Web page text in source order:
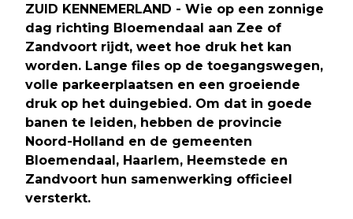
ZUID KENNEMERLAND - Wie op een zonnige
dag richting Bloemendaal aan Zee of
Zandvoort rijdt, weet hoe druk het kan
worden. Lange files op de toegangswegen,
volle parkeerplaatsen en een groeiende
druk op het duingebied. Om dat in goede
banen te leiden, hebben de provincie
Noord-Holland en de gemeenten
Bloemendaal, Haarlem, Heemstede en
Zandvoort hun samenwerking officieel
versterkt.